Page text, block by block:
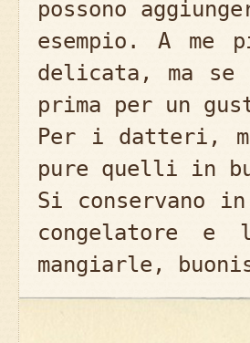
possono
esempio. A me
delicata, ma
prima per un
Per i datteri,
pure quelli in
Si conservano
congelatore
mangiarle,